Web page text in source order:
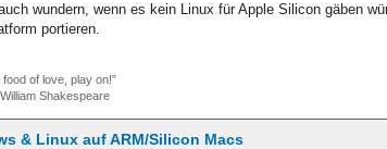
wundern, wenn es kein Linux für Apple Silicon gäben
portieren.
of love, play on!”
& Linux auf ARM/Silicon Macs